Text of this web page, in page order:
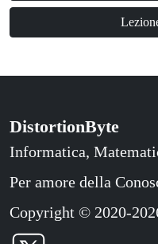
DistortionByte
Informatica,
Per amore della
Copyright © 2020-